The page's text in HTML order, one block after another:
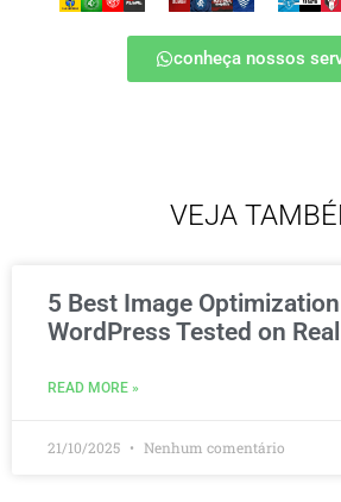
conheça nossos
VEJA
5 Best Image
WordPress Tested on
READ MORE »
21/10/2025 Nenhum comentário